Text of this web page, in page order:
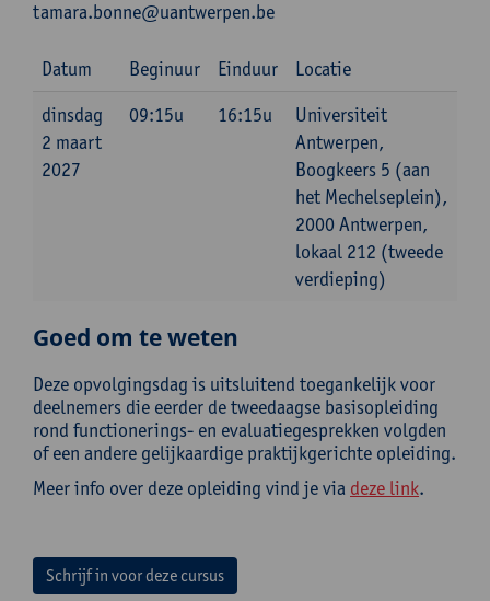
tamara.bonne@uantwerpen.be
Datum Beginuur Einduur
Locatie
dinsdag
2 maart
2027
09:15u 16:15u
Universiteit
Antwerpen,
Boogkeers 5 (aan
het Mechelseplein),
2000 Antwerpen,
lokaal 212 (tweede
verdieping)
Goed om te weten
Deze opvolgingsdag is uitsluitend toegankelijk voor
deelnemers die eerder de tweedaagse basisopleiding
rond functionerings- en evaluatiegesprekken volgden
of een andere gelijkaardige praktijkgerichte opleiding.
Meer info over deze opleiding vind je via deze link.
Schrijf in voor deze cursus